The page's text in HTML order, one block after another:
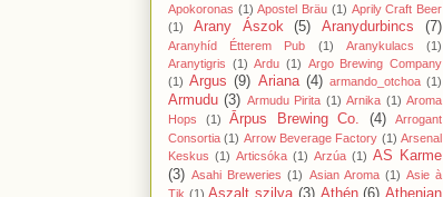
Apokoronas (1) Apostel Bräu (1) Aprily Craft Beer
(1)
Arany Ászok (5) Aranydurbincs (7)
Aranyhíd Étterem Pub (1) Aranykulacs
(1)
Aranytigris (1) Ardu (1) Argo Brewing Company
(1) Argus (9) Ariana (4) armando_otchoa (1)
Armudu (3) Armudu Pirita (1) Arnika (1) Aroma
Hops
(1) Ārpus Brewing Co. (4)
Arrogant
Consortia (1) Arrow Beverage Factory (1) Arsenal
Keskus (1) Articsóka (1) Arzúa (1) AS Karme
(3) Asahi Breweries (1) Asian Aroma (1) Asie à
Tik (1) Aszalt szilva (3) Athén (6) Athenian